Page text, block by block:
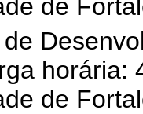
de
horária:
de